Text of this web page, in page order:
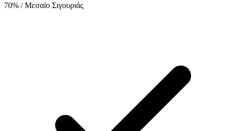
70% / Μεσαίο Σιγουριάς